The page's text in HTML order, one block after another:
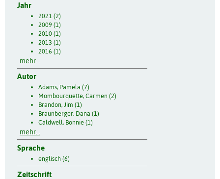
Jahr
2021 (2)
2009 (1)
2010 (1)
2013 (1)
2016 (1)
mehr...
Autor
Adams, Pamela (7)
Mombourquette, Carmen (2)
Brandon, Jim (1)
Braunberger, Dana (1)
Caldwell, Bonnie (1)
mehr...
Sprache
englisch (6)
Zeitschrift